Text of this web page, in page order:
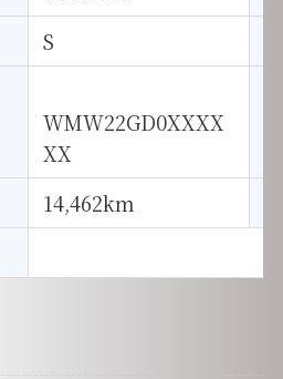
S
WMW22GD0XXXX
XX
14,462km